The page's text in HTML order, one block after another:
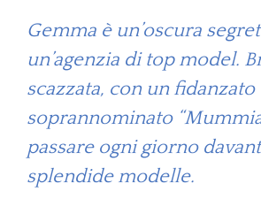
Gemma è un’oscura
un’agenzia di top model.
scazzata, con un fidanzato
soprannominato
passare ogni giorno
splendide modelle.